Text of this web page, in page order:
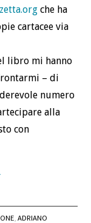
che ha
cartacee via
libro mi hanno
– di
numero
alla
con
, ADRIANO